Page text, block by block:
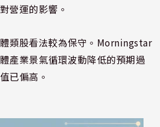
營運的影響。
類股看法較為保守。Morningstar
產業景氣循環波動降低的預期過
已偏高。